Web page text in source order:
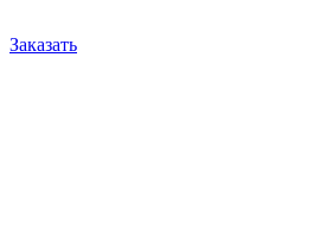
Заказать